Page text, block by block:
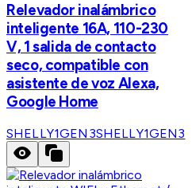
Relevador inalámbrico
inteligente 16A, 110-230
V, 1 salida de contacto
seco, compatible con
asistente de voz Alexa,
Google Home
SHELLY1GEN3SHELLY1GEN3